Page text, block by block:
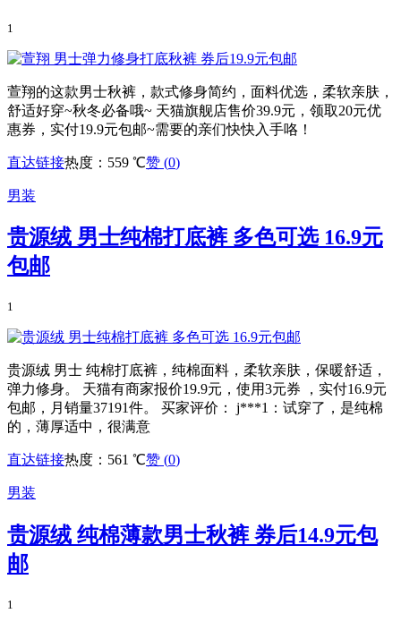
1
萱翔的这款男士秋裤，款式修身简约，面料优选，柔软亲肤，
舒适好穿~秋冬必备哦~ 天猫旗舰店售价39.9元，领取20元优
惠券，实付19.9元包邮~需要的亲们快快入手咯！
直达链接热度：559 ℃赞 (0)
男装
贵源绒 男士纯棉打底裤 多色可选 16.9元
包邮
1
贵源绒 男士 纯棉打底裤，纯棉面料，柔软亲肤，保暖舒适，
弹力修身。 天猫有商家报价19.9元，使用3元券 ，实付16.9元
包邮，月销量37191件。 买家评价： j***1：试穿了，是纯棉
的，薄厚适中，很满意
直达链接热度：561 ℃赞 (0)
男装
贵源绒 纯棉薄款男士秋裤 券后14.9元包
邮
1